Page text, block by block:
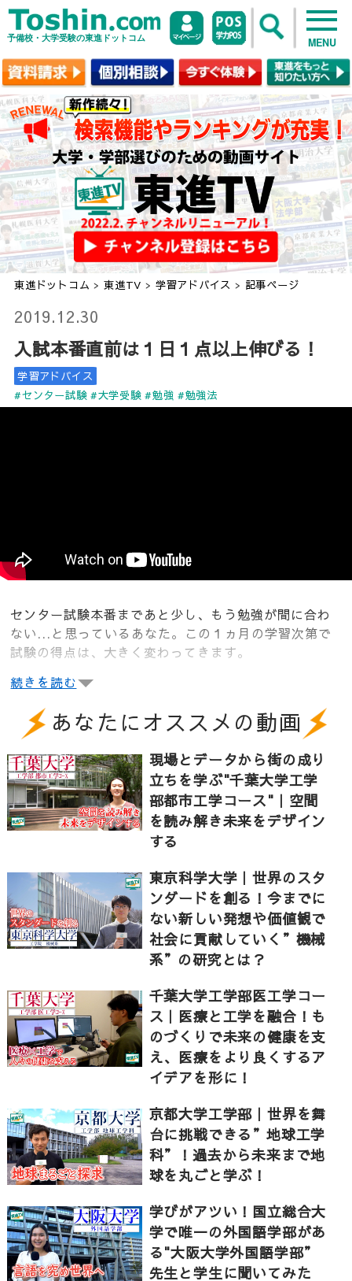
予備校・大学受験の東進ドットコム MENU
東進ドットコム > 東進TV > 学習アドバイス > 記事ページ
2019.12.30
入試本番直前は１日１点以上伸びる！
学習アドバイス
#センター試験 #大学受験 #勉強 #勉強法
センター試験本番まであと少し、もう勉強が間に合わ
ない...と思っているあなた。この１ヵ月の学習次第で
試験の得点は、大きく変わってきます。
今回の東進TVでは、入試本番直前に短期間で点数UP
を狙うポイントをご紹介します。
続きを読む
あなたにオススメの動画
現場とデータから街の成り
立ちを学ぶ"千葉大学工学
部都市工学コース"｜空間
を読み解き未来をデザイン
する
東京科学大学｜世界のスタ
ンダードを創る！今までに
ない新しい発想や価値観で
社会に貢献していく”機械
系”の研究とは？
千葉大学工学部医工学コー
ス｜医療と工学を融合！も
のづくりで未来の健康を支
え、医療をより良くするア
イデアを形に！
京都大学工学部｜世界を舞
台に挑戦できる”地球工学
科”！過去から未来まで地
球を丸ごと学ぶ！
学びがアツい！国立総合大
学で唯一の外国語学部があ
る"大阪大学外国語学部”
先生と学生に聞いてみた